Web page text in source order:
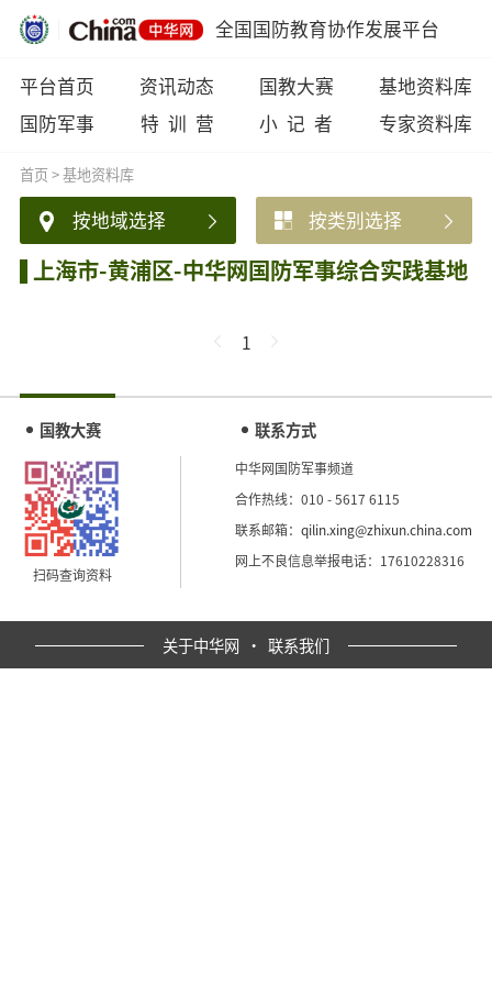
全国国防教育协作发展平台
平台首页 资讯动态 国教大赛
基地资料库
国防军事
特 训 营 小 记 者 专家资料库
首页>基地资料库
按地域选择 按类别选择
上海市-黄浦区-中华网国防军事综合实践基地
1
国教大赛
扫码查询资料
联系方式
中华网国防军事频道
合作热线：010 - 5617 6115
联系邮箱：qilin.xing@zhixun.china.com
网上不良信息举报电话：17610228316
关于中华网 · 联系我们